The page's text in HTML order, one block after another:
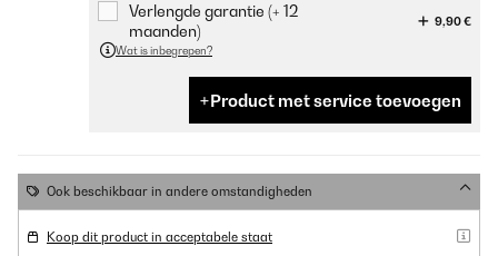
Verlengde garantie (+ 12
maanden)
9,90 €
Wat is inbegrepen?
Product met service toevoegen
Ook beschikbaar in andere omstandigheden
Koop dit product in acceptabele staat